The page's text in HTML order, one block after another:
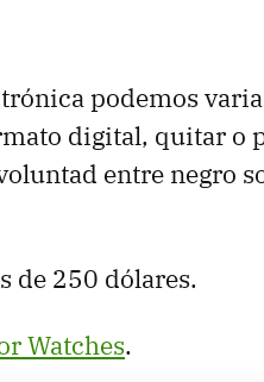
podemos
digital, quitar o
entre negro
de 250 dólares.
Watches.